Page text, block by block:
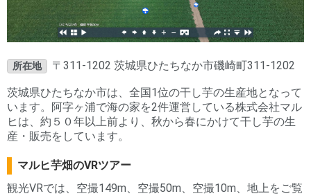
所在地 〒311-1202 茨城県ひたちなか市磯崎町311-1202
茨城県ひたちなか市は、全国1位の干し芋の生産地となって
います。阿字ヶ浦で海の家を2件運営している株式会社マル
ヒは、約５０年以上前より、秋から春にかけて干し芋の生
産・販売をしています。
マルヒ芋畑のVRツアー
観光VRでは、空撮149m、空撮50m、空撮10m、地上をご覧